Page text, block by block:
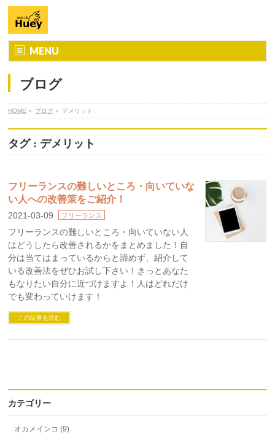
MENU
ブログ
HOME » ブログ » デメリット
タグ : デメリット
フリーランスの難しいところ・向いていな
い人への改善策をご紹介！
2021-03-09 フリーランス
フリーランスの難しいところ・向いていない人
はどうしたら改善されるかをまとめました！自
分は当てはまっているからと諦めず、紹介して
いる改善法をぜひお試し下さい！きっとあなた
もなりたい自分に近づけますよ！人はどれだけ
でも変わっていけます！
この記事を読む
カテゴリー
オカメインコ (9)